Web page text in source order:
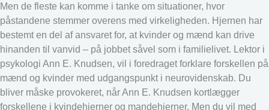
Men de fleste kan komme i tanke om situationer, hvor
påstandene stemmer overens med virkeligheden. Hjernen har
bestemt en del af ansvaret for, at kvinder og mænd kan drive
hinanden til vanvid – på jobbet såvel som i familielivet. Lektor i
psykologi Ann E. Knudsen, vil i foredraget forklare forskellen på
mænd og kvinder med udgangspunkt i neurovidenskab. Du
bliver måske provokeret, når Ann E. Knudsen kortlægger
forskellene i kvindehjerner og mandehjerner. Men du vil med